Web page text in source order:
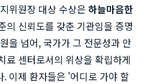
위원장 대상 수상은 하늘마음한
의 신뢰도를 갖춘 기관임을 증명
을 넘어, 국가가 그 전문성과 안
료 센터로서의 위상을 확립하게
이제 환자들은 '어디로 가야 할